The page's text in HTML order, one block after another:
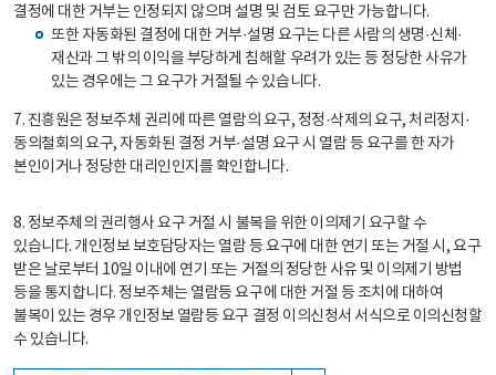
결정에 대한 거부는 인정되지 않으며 설명 및 검토 요구만 가능합니다.
또한 자동화된 결정에 대한 거부·설명 요구는 다른 사람의 생명·신체·
재산과 그 밖의 이익을 부당하게 침해할 우려가 있는 등 정당한 사유가
있는 경우에는 그 요구가 거절될 수 있습니다.
7. 진흥원은 정보주체 권리에 따른 열람의 요구, 정정·삭제의 요구, 처리정지·
동의철회의 요구, 자동화된 결정 거부·설명 요구 시 열람 등 요구를 한 자가
본인이거나 정당한 대리인인지를 확인합니다.
8. 정보주체의 권리행사 요구 거절 시 불복을 위한 이의제기 요구할 수
있습니다. 개인정보 보호담당자는 열람 등 요구에 대한 연기 또는 거절 시, 요구
받은 날로부터 10일 이내에 연기 또는 거절의 정당한 사유 및 이의제기 방법
등을 통지합니다. 정보주체는 열람등 요구에 대한 거절 등 조치에 대하여
불복이 있는 경우 개인정보 열람등 요구 결정 이의신청서 서식으로 이의신청할
수 있습니다.